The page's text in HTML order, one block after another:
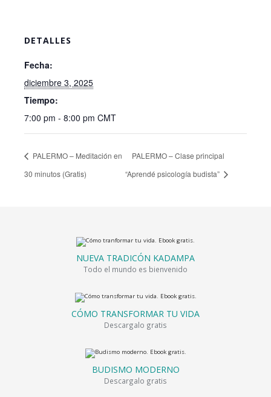
DETALLES
Fecha:
diciembre 3, 2025
Tiempo:
7:00 pm - 8:00 pm CMT
PALERMO – Meditación en
30 minutos (Gratis)
PALERMO – Clase principal
“Aprendé psicología budista”
NUEVA TRADICÓN KADAMPA
Todo el mundo es bienvenido
CÓMO TRANSFORMAR TU VIDA
Descargalo gratis
BUDISMO MODERNO
Descargalo gratis